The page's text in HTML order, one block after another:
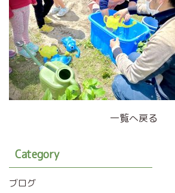
一覧へ戻る
Category
ブログ